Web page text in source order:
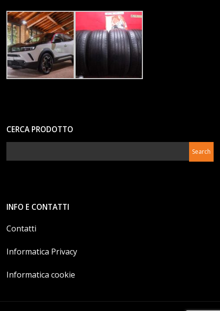
CERCA PRODOTTO
INFO E CONTATTI
Contatti
Informatica Privacy
Informatica cookie